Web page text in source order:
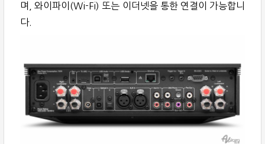
며, 와이파이(Wi-Fi) 또는 이더넷을 통한 연결이 가능합니
다.